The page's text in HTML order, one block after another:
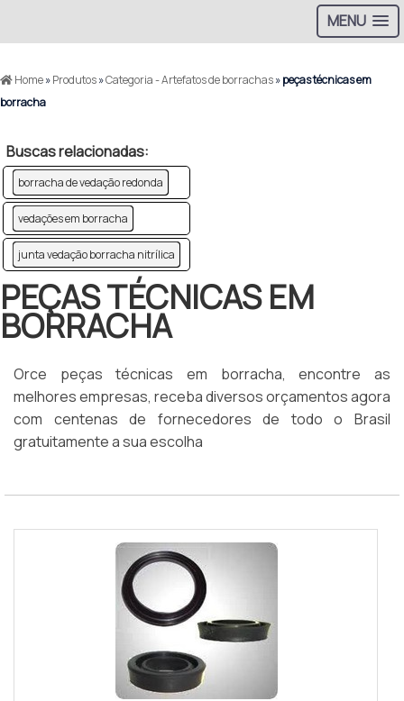
MENU
Home»Produtos»Categoria - Artefatos de borrachas»peças técnicas em
borracha
Buscas relacionadas:
borracha de vedação redonda
vedações em borracha
junta vedação borracha nitrílica
PEÇAS TÉCNICAS EM
BORRACHA
Orce peças técnicas em borracha, encontre as
melhores empresas, receba diversos orçamentos agora
com centenas de fornecedores de todo o Brasil
gratuitamente a sua escolha